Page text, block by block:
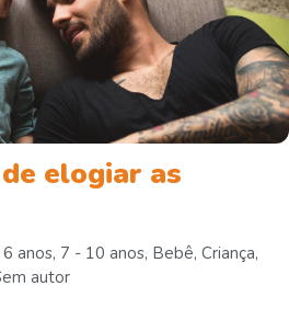
elogiar as
anos, 7 - 10 anos, Bebê, Criança,
autor